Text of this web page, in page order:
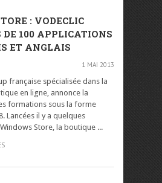
: VODECLIC
DE 100 APPLICATIONS
ET ANGLAIS
1 MAI 2013
française spécialisée dans la
en ligne, annonce la
formations sous la forme
Lancées il y a quelques
Store, la boutique ...